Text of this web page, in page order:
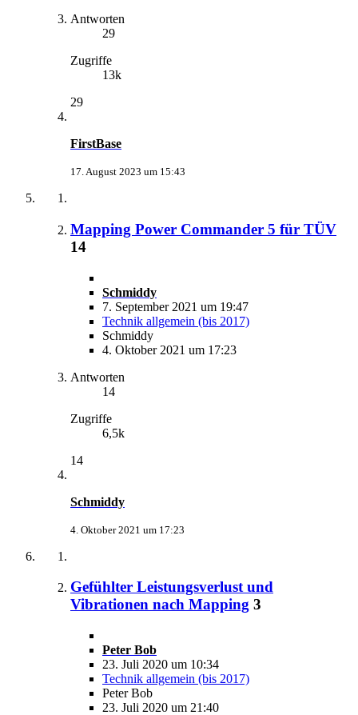
Antworten
29
Zugriffe
13k
29
FirstBase
17. August 2023 um 15:43
Mapping Power Commander 5 für TÜV
14
Schmiddy
7. September 2021 um 19:47
Technik allgemein (bis 2017)
Schmiddy
4. Oktober 2021 um 17:23
Antworten
14
Zugriffe
6,5k
14
Schmiddy
4. Oktober 2021 um 17:23
Gefühlter Leistungsverlust und
Vibrationen nach Mapping 3
Peter Bob
23. Juli 2020 um 10:34
Technik allgemein (bis 2017)
Peter Bob
23. Juli 2020 um 21:40